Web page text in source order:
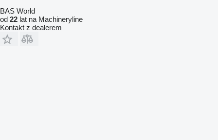
BAS World
od 22 lat na Machineryline
Kontakt z dealerem